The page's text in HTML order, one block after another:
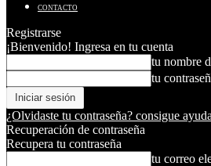
CONTACTO
Registrarse
¡Bienvenido! Ingresa en tu cuenta
tu nombre
tu
¿Olvidaste tu contraseña? consigue ayuda
Recuperación de contraseña
Recupera tu contraseña
tu correo